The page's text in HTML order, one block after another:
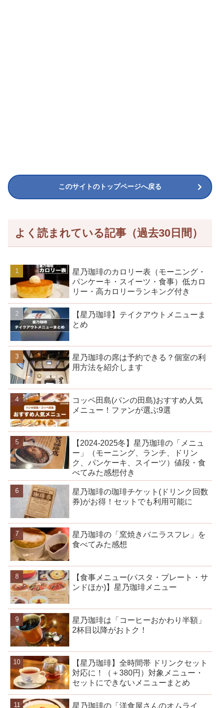
このサイトのトップページへ戻る
よく読まれている記事（過去30日間）
星乃珈琲のカロリー表（モーニング・
パンケーキ・スイーツ・食事）低カロ
リー・高カロリーランキング付き
【星乃珈琲】テイクアウトメニューま
とめ
星乃珈琲の席は予約できる？個室の利
用方法を紹介します
コッペ田島(パンの田島)おすすめ人気
メニュー！ファンが選ぶ9選
【2024-2025冬】星乃珈琲の「メニュ
ー」（モーニング、ランチ、ドリン
ク、パンケーキ、スイーツ）値段・食
べてみた感想付き
星乃珈琲の珈琲チケット(ドリンク回数
券)がお得！セットでも利用可能に
星乃珈琲の「窯焼きバニラスフレ」を
食べてみた感想
【食事メニュー(パスタ・プレート・サ
ンドほか)】星乃珈琲メニュー
星乃珈琲は「コーヒーおかわり半額」
2杯目以降がおトク！
【星乃珈琲】全時間帯 ドリンクセット
対応に！（＋380円）対象メニュー・
セットにできないメニューまとめ
星乃珈琲の「洋食屋さんのオムライ